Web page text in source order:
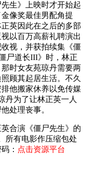
生》上映时才开始起
像奖最佳男配角提
英因此在之后的多部
以百万高薪礼聘演出
视，并获拍续集《僵
尸道长III》时，林正
时女友苑琼丹需要两
顾其起居生活。不久
他搬家休养以免传媒
丹为了让林正英一人
处理丧事。
合演《僵尸先生》的
所有电影作压缩包处
： 点击资源平台